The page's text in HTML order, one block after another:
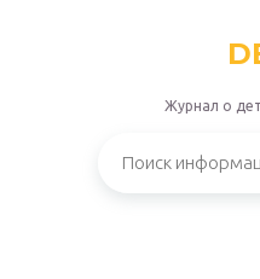
Журнал о